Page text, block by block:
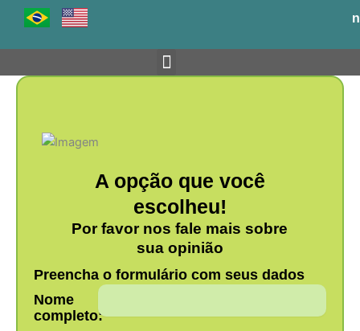
o
A opção que você
escolheu!
Por favor nos fale mais sobre
sua opinião
Preencha o formulário com seus dados
Nome
completo: